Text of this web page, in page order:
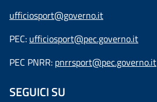
ufficiosport@governo.it
PEC: ufficiosport@pec.governo.it
PEC PNRR: pnrrsport@pec.governo.it
SEGUICI SU